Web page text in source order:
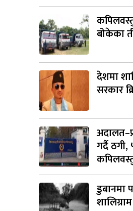
बोकेका
देशमा
सरकार
गर्दै
डुबानमा
शालिग्राम